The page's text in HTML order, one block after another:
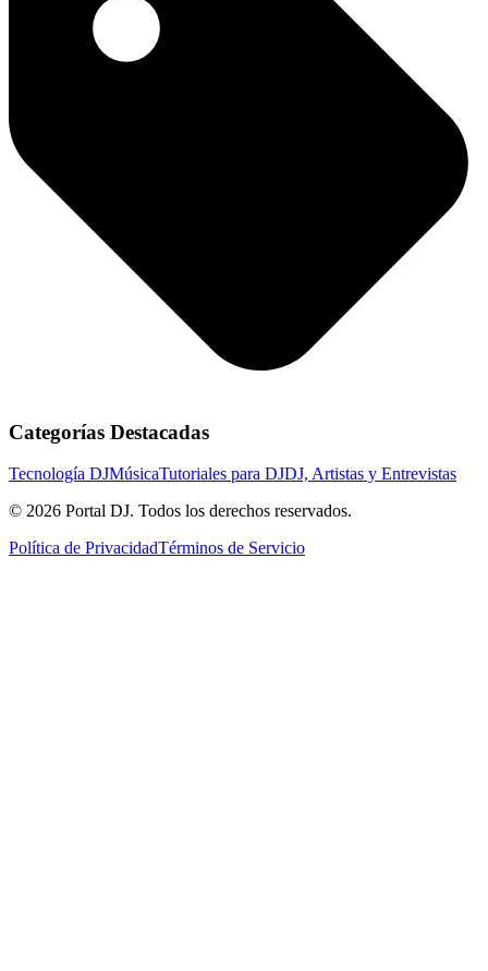
Categorías Destacadas
Tecnología DJMúsicaTutoriales para DJDJ, Artistas y Entrevistas
© 2026 Portal DJ. Todos los derechos reservados.
Política de PrivacidadTérminos de Servicio